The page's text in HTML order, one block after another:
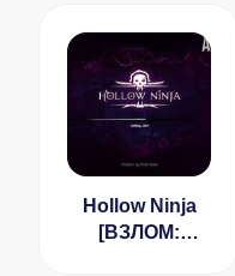
Hollow Ninja
[ВЗЛОМ: